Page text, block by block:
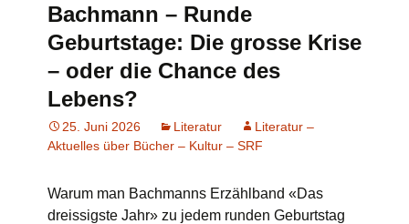
Bachmann – Runde
Geburtstage: Die grosse Krise
– oder die Chance des
Lebens?
25. Juni 2026 Literatur
Literatur –
Aktuelles über Bücher – Kultur – SRF
Warum man Bachmanns Erzählband «Das
dreissigste Jahr» zu jedem runden Geburtstag